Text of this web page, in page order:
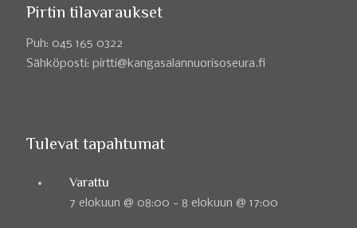
Pirtin tilavaraukset
Puh: 045 165 0322
Sähköposti: pirtti@kangasalannuorisoseura.fi
Tulevat tapahtumat
Varattu
7 elokuun @ 08:00 - 8 elokuun @ 17:00